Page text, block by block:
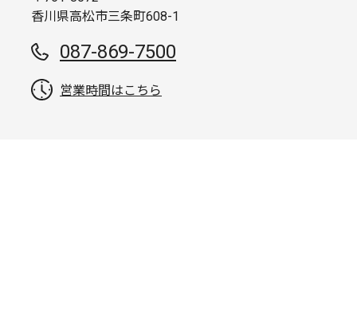
香川県高松市三条町608-1
087-869-7500
営業時間はこちら